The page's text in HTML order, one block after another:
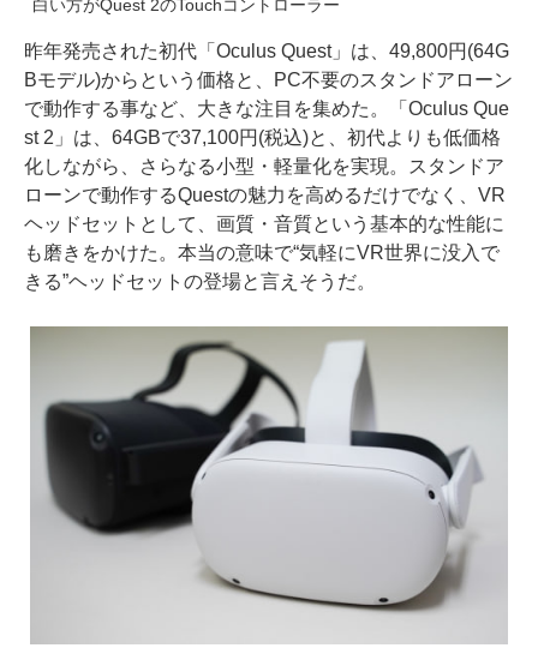
白い方がQuest 2のTouchコントローラー
昨年発売された初代「Oculus Quest」は、49,800円(64G
Bモデル)からという価格と、PC不要のスタンドアローン
で動作する事など、大きな注目を集めた。「Oculus Que
st 2」は、64GBで37,100円(税込)と、初代よりも低価格
化しながら、さらなる小型・軽量化を実現。スタンドア
ローンで動作するQuestの魅力を高めるだけでなく、VR
ヘッドセットとして、画質・音質という基本的な性能に
も磨きをかけた。本当の意味で“気軽にVR世界に没入で
きる”ヘッドセットの登場と言えそうだ。